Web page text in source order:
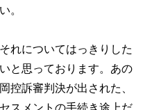
。
れについてはっきりした
と思っております。あの
控訴審判決が出された、